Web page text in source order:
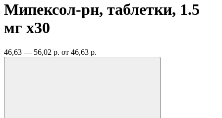
Мипексол-рн, таблетки, 1.5
мг x30
46,63 — 56,02 р. от 46,63 р.